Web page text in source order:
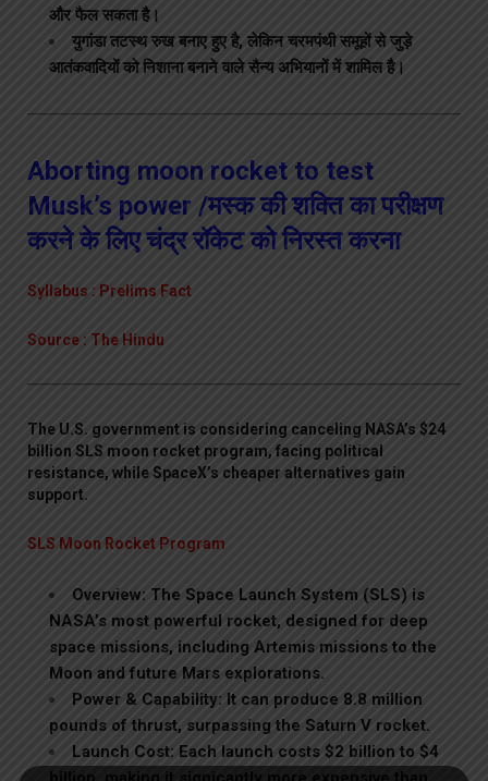
और फैल सकता है।
युगांडा तटस्थ रुख बनाए हुए है, लेकिन चरमपंथी समूहों से जुड़े
आतंकवादियों को निशाना बनाने वाले सैन्य अभियानों में शामिल है।
Aborting moon rocket to test
Musk’s power /मस्क की शक्ति का परीक्षण
करने के लिए चंद्र रॉकेट को निरस्त करना
Syllabus : Prelims Fact
Source : The Hindu
The U.S. government is considering canceling NASA’s $24
billion SLS moon rocket program, facing political
resistance, while SpaceX’s cheaper alternatives gain
support.
SLS Moon Rocket Program
Overview: The Space Launch System (SLS) is
NASA’s most powerful rocket, designed for deep
space missions, including Artemis missions to the
Moon and future Mars explorations.
Power & Capability: It can produce 8.8 million
pounds of thrust, surpassing the Saturn V rocket.
Launch Cost: Each launch costs $2 billion to $4